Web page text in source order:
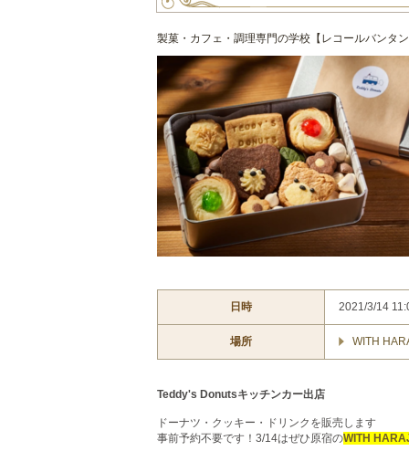
製菓・カフェ・調理専門の学校【レコールバンタ
日時 2021/3/14
場所 WITH
Teddy's Donutsキッチンカー出店
ドーナツ・クッキー・ドリンクを販売します
事前予約不要です！3/14はぜひ原宿のWITH